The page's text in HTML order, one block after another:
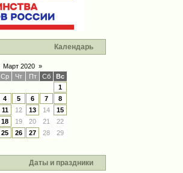
Календарь
Март 2020 »
Ср Чт Пт Сб
Вс
1
4 5 6 7
8
11 12 13 14
15
18 19 20 21
22
25 26 27 28
29
Даты и праздники